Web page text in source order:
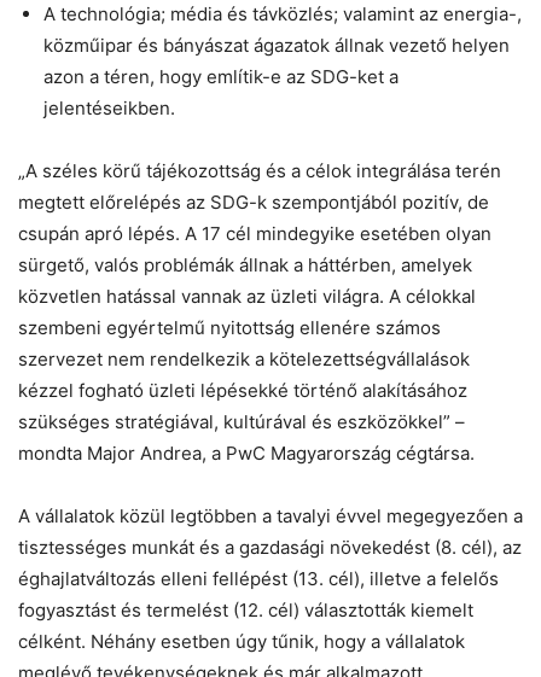
A technológia; média és távközlés; valamint az energia-,
közműipar és bányászat ágazatok állnak vezető helyen
azon a téren, hogy említik-e az SDG-ket a
jelentéseikben.
„A széles körű tájékozottság és a célok integrálása terén
megtett előrelépés az SDG-k szempontjából pozitív, de
csupán apró lépés. A 17 cél mindegyike esetében olyan
sürgető, valós problémák állnak a háttérben, amelyek
közvetlen hatással vannak az üzleti világra. A célokkal
szembeni egyértelmű nyitottság ellenére számos
szervezet nem rendelkezik a kötelezettségvállalások
kézzel fogható üzleti lépésekké történő alakításához
szükséges stratégiával, kultúrával és eszközökkel” –
mondta Major Andrea, a PwC Magyarország cégtársa.
A vállalatok közül legtöbben a tavalyi évvel megegyezően a
tisztességes munkát és a gazdasági növekedést (8. cél), az
éghajlatváltozás elleni fellépést (13. cél), illetve a felelős
fogyasztást és termelést (12. cél) választották kiemelt
célként. Néhány esetben úgy tűnik, hogy a vállalatok